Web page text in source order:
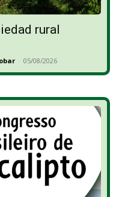
rural
- 05/08/2026